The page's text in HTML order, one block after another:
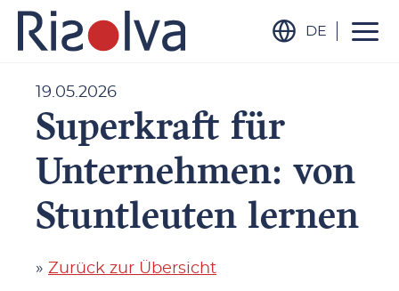
DE
19.05.2026
Superkraft für
Unternehmen: von
Stuntleuten lernen
» Zurück zur Übersicht